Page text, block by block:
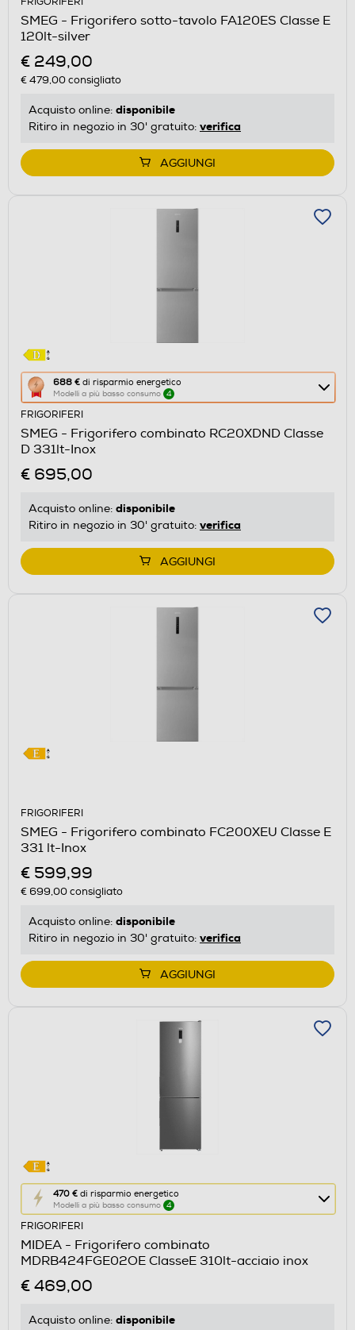
SMEG - Frigorifero sotto-tavolo FA120ES Classe E
120lt-silver
€ 249,00
€ 479,00consigliato
Acquisto online: disponibile
Ritiro in negozio in 30' gratuito: verifica
AGGIUNGI
688 € di risparmio energetico
Modelli a più basso consumo 4
Questa
azione
aprirà
il
Calcolatore
di
energetico
di
Youreko.
FRIGORIFERI
SMEG - Frigorifero combinato RC20XDND Classe
D 331lt-Inox
€ 695,00
Acquisto online: disponibile
Ritiro in negozio in 30' gratuito: verifica
AGGIUNGI
FRIGORIFERI
SMEG - Frigorifero combinato FC200XEU Classe E
331 lt-Inox
€ 599,99
€ 699,00consigliato
Acquisto online: disponibile
Ritiro in negozio in 30' gratuito: verifica
AGGIUNGI
470 € di risparmio energetico
Modelli a più basso consumo 4
Questa
azione
aprirà
il
Calcolatore
di
energetico
FRIGORIFERI
MIDEA - Frigorifero combinato
MDRB424FGE02OE ClasseE 310lt-acciaio inox
€ 469,00
Acquisto online: disponibile